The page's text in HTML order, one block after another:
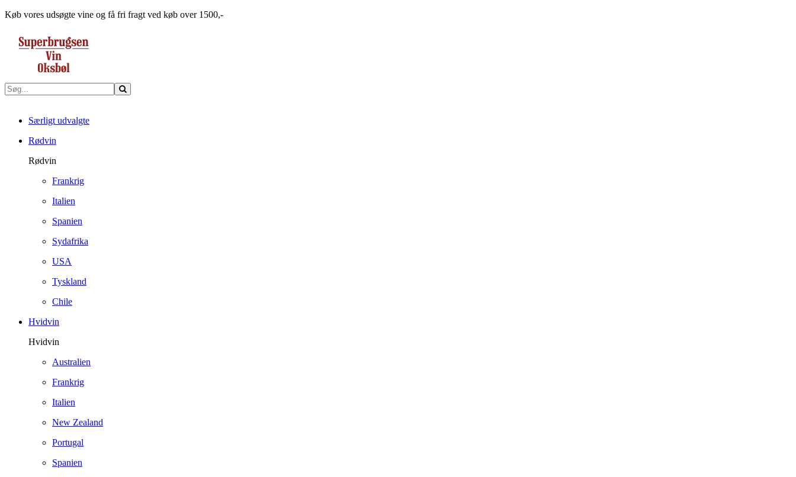
Køb vores udsøgte vine og få fri fragt ved køb over 1500,-
Særligt udvalgte
Rødvin
Rødvin
Frankrig
Italien
Spanien
Sydafrika
USA
Tyskland
Chile
Hvidvin
Hvidvin
Australien
Frankrig
Italien
New Zealand
Portugal
Spanien